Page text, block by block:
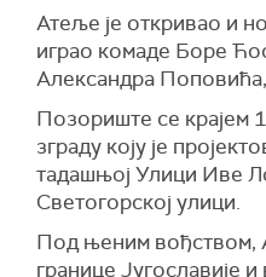
Атеље је откривао и
играо комаде Боре
Александра
Позориште се крајем
зграду коју је
тадашњој Улици Иве
Светогорској улици.
Под њеним вођством,
границе Југославије